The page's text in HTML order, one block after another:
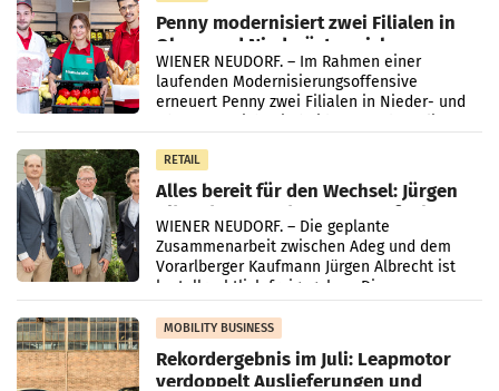
Penny modernisiert zwei Filialen in
Ober- und Niederösterreich
WIENER NEUDORF. – Im Rahmen einer
laufenden Modernisierungsoffensive
erneuert Penny zwei Filialen in Nieder- und
RETAIL
Alles bereit für den Wechsel: Jürgen
Albrecht setzt ab 1.1.2027 auf Adeg
WIENER NEUDORF. – Die geplante
Zusammenarbeit zwischen Adeg und dem
Vorarlberger Kaufmann Jürgen Albrecht ist
kartellrechtlich freigegeben: Die
Bundeswettbewerbsbehörde und der
Bundeskartellanwalt
MOBILITY BUSINESS
Rekordergebnis im Juli: Leapmotor
verdoppelt Auslieferungen und